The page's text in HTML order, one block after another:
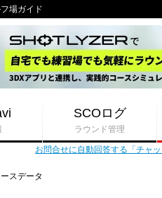
場ガイド
SCOログ
ラウンド管理
お問合せに自動回答する「チャ
スデータ